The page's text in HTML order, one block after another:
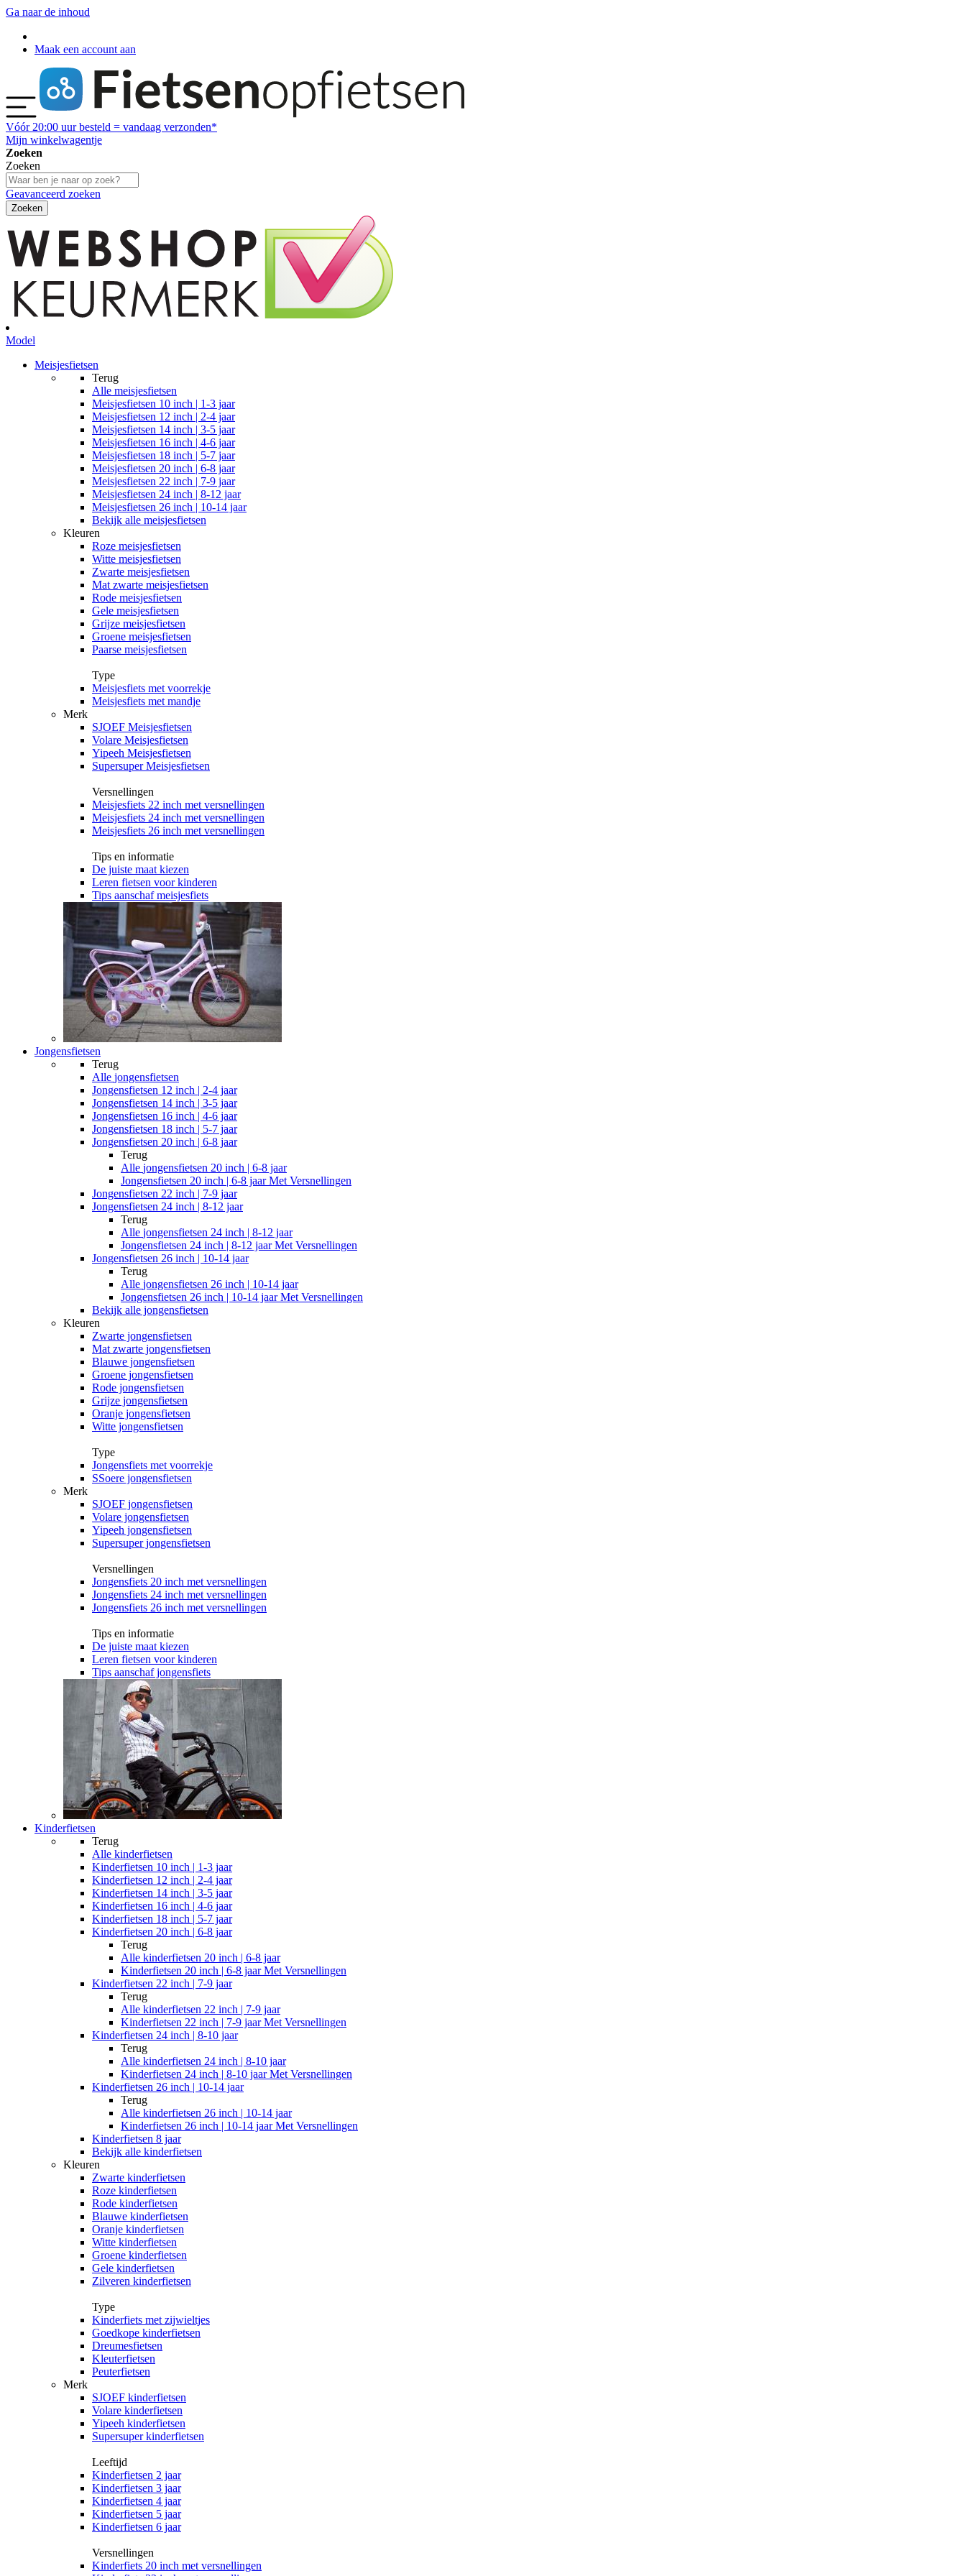
Ga naar de inhoud
Maak een account aan
Vóór 20:00 uur besteld = vandaag verzonden*
Mijn winkelwagentje
Zoeken
Zoeken
Geavanceerd zoeken
Zoeken
Model
Meisjesfietsen
Terug
Alle meisjesfietsen
Meisjesfietsen 10 inch | 1-3 jaar
Meisjesfietsen 12 inch | 2-4 jaar
Meisjesfietsen 14 inch | 3-5 jaar
Meisjesfietsen 16 inch | 4-6 jaar
Meisjesfietsen 18 inch | 5-7 jaar
Meisjesfietsen 20 inch | 6-8 jaar
Meisjesfietsen 22 inch | 7-9 jaar
Meisjesfietsen 24 inch | 8-12 jaar
Meisjesfietsen 26 inch | 10-14 jaar
Bekijk alle meisjesfietsen
Kleuren
Roze meisjesfietsen
Witte meisjesfietsen
Zwarte meisjesfietsen
Mat zwarte meisjesfietsen
Rode meisjesfietsen
Gele meisjesfietsen
Grijze meisjesfietsen
Groene meisjesfietsen
Paarse meisjesfietsen
Type
Meisjesfiets met voorrekje
Meisjesfiets met mandje
Merk
SJOEF Meisjesfietsen
Volare Meisjesfietsen
Yipeeh Meisjesfietsen
Supersuper Meisjesfietsen
Versnellingen
Meisjesfiets 22 inch met versnellingen
Meisjesfiets 24 inch met versnellingen
Meisjesfiets 26 inch met versnellingen
Tips en informatie
De juiste maat kiezen
Leren fietsen voor kinderen
Tips aanschaf meisjesfiets
Jongensfietsen
Terug
Alle jongensfietsen
Jongensfietsen 12 inch | 2-4 jaar
Jongensfietsen 14 inch | 3-5 jaar
Jongensfietsen 16 inch | 4-6 jaar
Jongensfietsen 18 inch | 5-7 jaar
Jongensfietsen 20 inch | 6-8 jaar
Terug
Alle jongensfietsen 20 inch | 6-8 jaar
Jongensfietsen 20 inch | 6-8 jaar Met Versnellingen
Jongensfietsen 22 inch | 7-9 jaar
Jongensfietsen 24 inch | 8-12 jaar
Terug
Alle jongensfietsen 24 inch | 8-12 jaar
Jongensfietsen 24 inch | 8-12 jaar Met Versnellingen
Jongensfietsen 26 inch | 10-14 jaar
Terug
Alle jongensfietsen 26 inch | 10-14 jaar
Jongensfietsen 26 inch | 10-14 jaar Met Versnellingen
Bekijk alle jongensfietsen
Kleuren
Zwarte jongensfietsen
Mat zwarte jongensfietsen
Blauwe jongensfietsen
Groene jongensfietsen
Rode jongensfietsen
Grijze jongensfietsen
Oranje jongensfietsen
Witte jongensfietsen
Type
Jongensfiets met voorrekje
SSoere jongensfietsen
Merk
SJOEF jongensfietsen
Volare jongensfietsen
Yipeeh jongensfietsen
Supersuper jongensfietsen
Versnellingen
Jongensfiets 20 inch met versnellingen
Jongensfiets 24 inch met versnellingen
Jongensfiets 26 inch met versnellingen
Tips en informatie
De juiste maat kiezen
Leren fietsen voor kinderen
Tips aanschaf jongensfiets
Kinderfietsen
Terug
Alle kinderfietsen
Kinderfietsen 10 inch | 1-3 jaar
Kinderfietsen 12 inch | 2-4 jaar
Kinderfietsen 14 inch | 3-5 jaar
Kinderfietsen 16 inch | 4-6 jaar
Kinderfietsen 18 inch | 5-7 jaar
Kinderfietsen 20 inch | 6-8 jaar
Terug
Alle kinderfietsen 20 inch | 6-8 jaar
Kinderfietsen 20 inch | 6-8 jaar Met Versnellingen
Kinderfietsen 22 inch | 7-9 jaar
Terug
Alle kinderfietsen 22 inch | 7-9 jaar
Kinderfietsen 22 inch | 7-9 jaar Met Versnellingen
Kinderfietsen 24 inch | 8-10 jaar
Terug
Alle kinderfietsen 24 inch | 8-10 jaar
Kinderfietsen 24 inch | 8-10 jaar Met Versnellingen
Kinderfietsen 26 inch | 10-14 jaar
Terug
Alle kinderfietsen 26 inch | 10-14 jaar
Kinderfietsen 26 inch | 10-14 jaar Met Versnellingen
Kinderfietsen 8 jaar
Bekijk alle kinderfietsen
Kleuren
Zwarte kinderfietsen
Roze kinderfietsen
Rode kinderfietsen
Blauwe kinderfietsen
Oranje kinderfietsen
Witte kinderfietsen
Groene kinderfietsen
Gele kinderfietsen
Zilveren kinderfietsen
Type
Kinderfiets met zijwieltjes
Goedkope kinderfietsen
Dreumesfietsen
Kleuterfietsen
Peuterfietsen
Merk
SJOEF kinderfietsen
Volare kinderfietsen
Yipeeh kinderfietsen
Supersuper kinderfietsen
Leeftijd
Kinderfietsen 2 jaar
Kinderfietsen 3 jaar
Kinderfietsen 4 jaar
Kinderfietsen 5 jaar
Kinderfietsen 6 jaar
Versnellingen
Kinderfiets 20 inch met versnellingen